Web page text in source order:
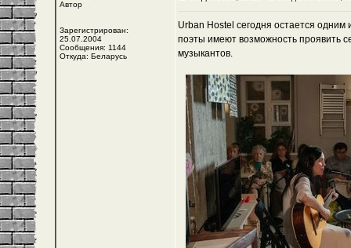
Автор
Зарегистрирован:
25.07.2004
Сообщения: 1144
Откуда: Беларусь
Urban Hostel сегодня остается одним
поэты имеют возможность проявить
музыкантов.